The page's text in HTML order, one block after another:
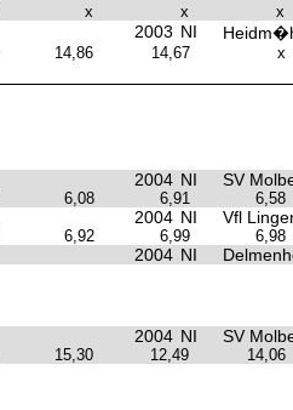
x x x
2003 NI
14,86 14,67 x
2004 NI SV
6,08 6,91 6,58
2004 NI Vfl
6,92 6,99 6,98
2004 NI
2004 NI SV
15,30 12,49 14,06